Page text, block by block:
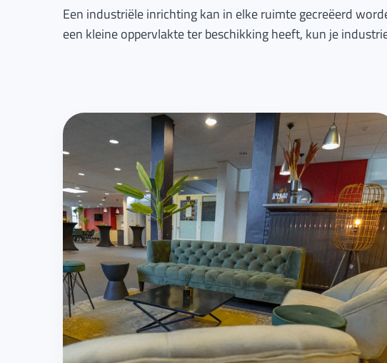
Een industriële inrichting kan in elke ruimte gecreëerd
een kleine oppervlakte ter beschikking heeft, kun je